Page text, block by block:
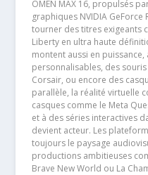
OMEN MAX 16, propulsés
graphiques NVIDIA
tourner des titres exigeants
Liberty en ultra haute
montent aussi en
personnalisables, des
Corsair, ou encore des
parallèle, la réalité virtuelle
casques comme le Meta
et à des séries interactives
devient acteur. Les
toujours le paysage
productions ambitieuses
Brave New World ou La